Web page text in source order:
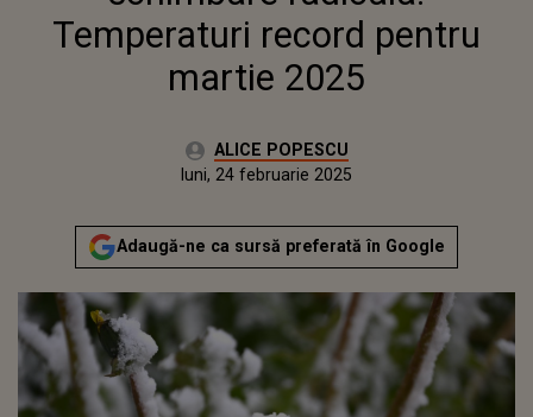
Temperaturi record pentru
martie 2025
Autor:ALICE POPESCU
luni, 24 februarie 2025Actualizat:
luni, 24 februarie 2025
Adaugă-ne ca sursă preferată în Google